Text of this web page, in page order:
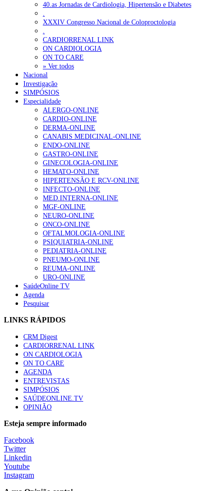
40.as Jornadas de Cardiologia, Hipertensão e Diabetes
.
XXXIV Congresso Nacional de Coloproctologia
.
CARDIORRENAL LINK
ON CARDIOLOGIA
ON TO CARE
» Ver todos
Nacional
Investigação
SIMPÓSIOS
Especialidade
ALERGO-ONLINE
CARDIO-ONLINE
DERMA-ONLINE
CANABIS MEDICINAL-ONLINE
ENDO-ONLINE
GASTRO-ONLINE
GINECOLOGIA-ONLINE
HEMATO-ONLINE
HIPERTENSÃO E RCV-ONLINE
INFECTO-ONLINE
MED.INTERNA-ONLINE
MGF-ONLINE
NEURO-ONLINE
ONCO-ONLINE
OFTALMOLOGIA-ONLINE
PSIQUIATRIA-ONLINE
PEDIATRIA-ONLINE
PNEUMO-ONLINE
REUMA-ONLINE
URO-ONLINE
SaúdeOnline TV
Agenda
Pesquisar
LINKS RÁPIDOS
CRM Digest
CARDIORRENAL LINK
ON CARDIOLOGIA
ON TO CARE
AGENDA
ENTREVISTAS
SIMPÓSIOS
SAÚDEONLINE.TV
OPINIÃO
Esteja sempre informado
Facebook
Twitter
Linkedin
Youtube
Instagram